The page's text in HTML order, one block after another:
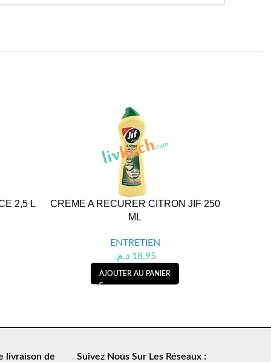
2,5 L
CREME A RECURER CITRON JIF 250
ML
ENTRETIEN
18,95 د.م.
AJOUTER AU PANIER
livraison de
Suivez Nous Sur Les Réseaux :